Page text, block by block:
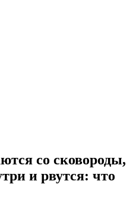
со сковороды,
и рвутся: что